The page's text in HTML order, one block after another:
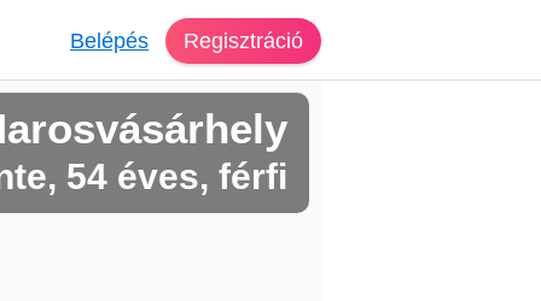
Belépés Regisztráció
54 éves, férfi